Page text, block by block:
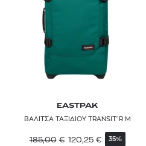
EASTPAK
ΒΑΛΙΤΣΑ ΤΑΞΙΔΙΟΥ TRANSIT'R M
185,00 € 120,25 € 35%